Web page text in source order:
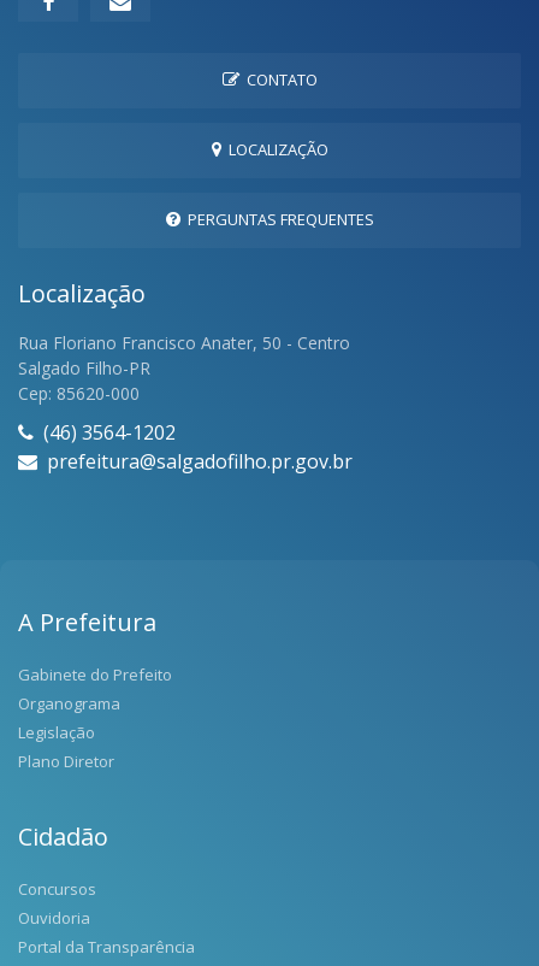
CONTATO
LOCALIZAÇÃO
PERGUNTAS FREQUENTES
Localização
Rua Floriano Francisco Anater, 50 - Centro
Salgado Filho-PR
Cep: 85620-000
(46) 3564-1202
prefeitura@salgadofilho.pr.gov.br
A Prefeitura
Gabinete do Prefeito
Organograma
Legislação
Plano Diretor
Cidadão
Concursos
Ouvidoria
Portal da Transparência